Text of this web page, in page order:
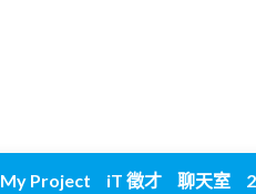
My Project iT 徵才 聊天室